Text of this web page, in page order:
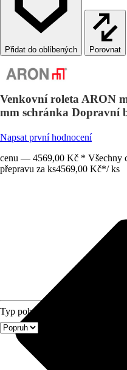
Porovnat
Venkovní roleta ARON
mm schránka Dopravní
Napsat první hodnocení
cenu — 4569,00 Kč * Všechny
přepravu za ks4569,00 Kč*/ ks
Typ pohonu